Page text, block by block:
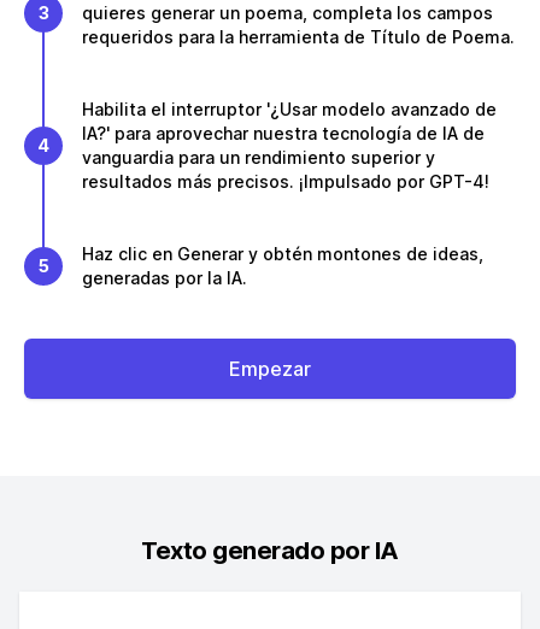
3
quieres generar un poema, completa los campos
requeridos para la herramienta de Título de Poema.
4
Habilita el interruptor '¿Usar modelo avanzado de
IA?' para aprovechar nuestra tecnología de IA de
vanguardia para un rendimiento superior y
resultados más precisos. ¡Impulsado por GPT-4!
5
Haz clic en Generar y obtén montones de ideas,
generadas por la IA.
Empezar
Texto generado por IA